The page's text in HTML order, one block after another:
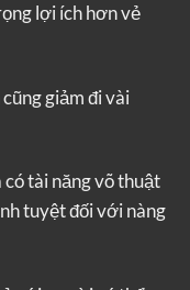
lợi ích hơn vẻ
giảm đi vài
tài năng võ thuật
tuyệt đối với nàng